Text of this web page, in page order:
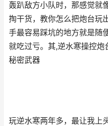
轰趴敌方小队时，那感觉
掏干货，教你怎么把炮台玩
手最容易踩坑的地方就是随
就吃过亏。其,逆水寒操控
秘密武器
玩逆水寒两年多，最让我上